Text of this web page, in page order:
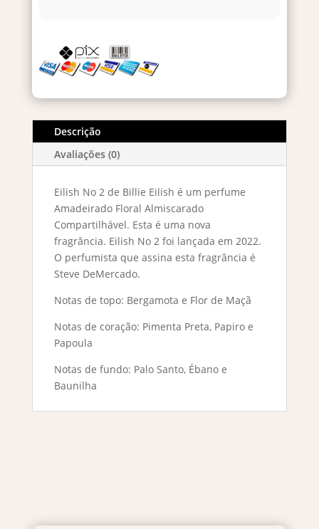
Descrição
Avaliações (0)
Eilish No 2 de Billie Eilish é um perfume
Amadeirado Floral Almiscarado
Compartilhável. Esta é uma nova
fragrância. Eilish No 2 foi lançada em 2022.
O perfumista que assina esta fragrância é
Steve DeMercado.
Notas de topo: Bergamota e Flor de Maçã
Notas de coração: Pimenta Preta, Papiro e
Papoula
Notas de fundo: Palo Santo, Ébano e
Baunilha